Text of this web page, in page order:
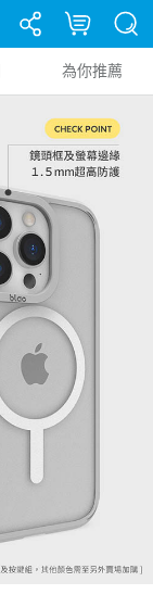
為你推薦